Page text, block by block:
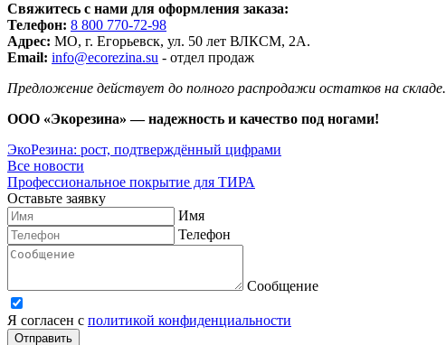
Свяжитесь с нами для оформления заказа:
Телефон: 8 800 770-72-98
Адрес: МО, г. Егорьевск, ул. 50 лет ВЛКСМ, 2А.
Email: info@ecorezina.su - отдел продаж
Предложение действует до полного распродажи остатков на складе.
ООО «Экорезина» — надежность и качество под ногами!
ЭкоРезина: рост, подтверждённый цифрами
Все новости
Профессиональное покрытие для ТИРА
Оставьте заявку
Имя
Телефон
Сообщение
Я согласен с политикой конфиденциальности
Отправить